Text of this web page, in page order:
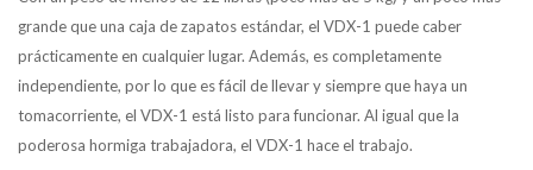
grande que una caja de zapatos estándar, el VDX-1 puede caber
prácticamente en cualquier lugar. Además, es completamente
independiente, por lo que es fácil de llevar y siempre que haya un
tomacorriente, el VDX-1 está listo para funcionar. Al igual que la
poderosa hormiga trabajadora, el VDX-1 hace el trabajo.